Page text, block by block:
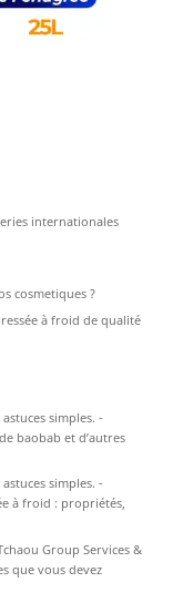
internationales
cosmetiques ?
à froid de qualité
simples. -
baobab et d’autres
simples. -
à froid : propriétés,
Group Services &
que vous devez